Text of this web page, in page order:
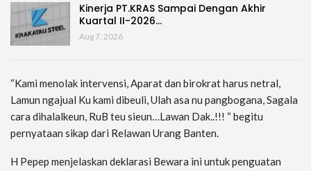
Kinerja PT.KRAS Sampai Dengan Akhir
Kuartal II-2026…
Aug 7, 2026
“Kami menolak intervensi, Aparat dan birokrat harus netral,
Lamun ngajual Ku kami dibeuli, Ulah asa nu pangbogana, Sagala
cara dihalalkeun, RuB teu sieun…Lawan Dak..!!! “ begitu
pernyataan sikap dari Relawan Urang Banten.
H Pepep menjelaskan deklarasi Bewara ini untuk penguatan